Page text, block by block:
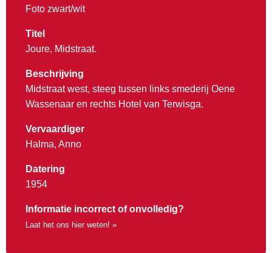
Foto zwart/wit
Titel
Joure, Midstraat.
Beschrijving
Midstraat west, steeg tussen links smederij Oene
Wassenaar en rechts Hotel van Terwisga.
Vervaardiger
Halma, Anno
Datering
1954
Informatie incorrect of onvolledig?
Laat het ons hier weten! »